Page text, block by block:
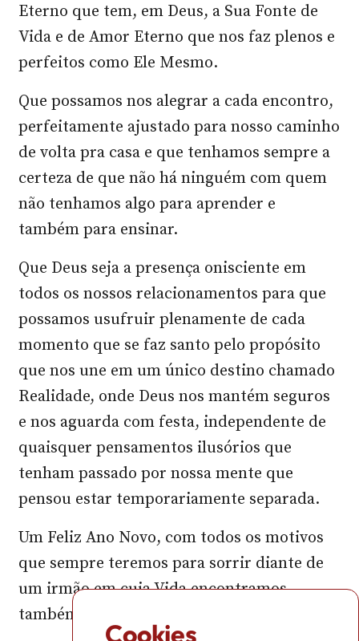
Eterno que tem, em Deus, a Sua Fonte de
Vida e de Amor Eterno que nos faz plenos e
perfeitos como Ele Mesmo.
Que possamos nos alegrar a cada encontro,
perfeitamente ajustado para nosso caminho
de volta pra casa e que tenhamos sempre a
certeza de que não há ninguém com quem
não tenhamos algo para aprender e
também para ensinar.
Que Deus seja a presença onisciente em
todos os nossos relacionamentos para que
possamos usufruir plenamente de cada
momento que se faz santo pelo propósito
que nos une em um único destino chamado
Realidade, onde Deus nos mantém seguros
e nos aguarda com festa, independente de
quaisquer pensamentos ilusórios que
tenham passado por nossa mente que
pensou estar temporariamente separada.
Um Feliz Ano Novo, com todos os motivos
que sempre teremos para sorrir diante de
um irmão em cuja Vida encontramos
também a nossa.
Cookies